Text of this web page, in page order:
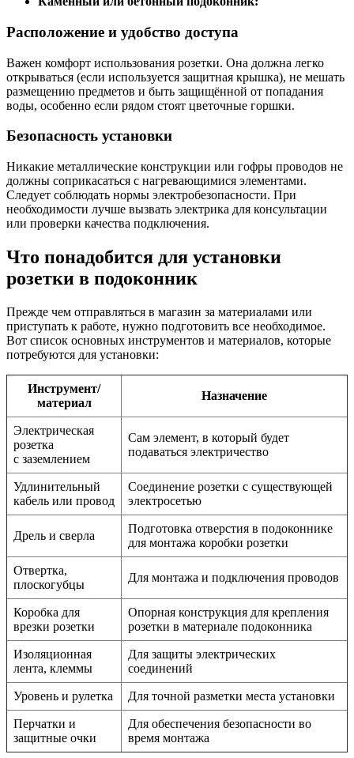
Расположение и удобство доступа
Важен комфорт использования розетки. Она должна легко
открываться (если используется защитная крышка), не мешать
размещению предметов и быть защищённой от попадания
воды, особенно если рядом стоят цветочные горшки.
Безопасность установки
Никакие металлические конструкции или гофры проводов не
должны соприкасаться с нагревающимися элементами.
Следует соблюдать нормы электробезопасности. При
необходимости лучше вызвать электрика для консультации
или проверки качества подключения.
Что понадобится для установки
розетки в подоконник
Прежде чем отправляться в магазин за материалами или
приступать к работе, нужно подготовить все необходимое.
Вот список основных инструментов и материалов, которые
потребуются для установки:
Инструмент/
материал
Назначение
Электрическая
розетка
с заземлением
Сам элемент, в который будет
подаваться электричество
Удлинительный
кабель или провод
Соединение розетки с существующей
электросетью
Дрель и сверла
Подготовка отверстия в подоконнике
для монтажа коробки розетки
Отвертка,
плоскогубцы
Для монтажа и подключения проводов
Коробка для
врезки розетки
Опорная конструкция для крепления
розетки в материале подоконника
Изоляционная
лента, клеммы
Для защиты электрических
соединений
Уровень и рулетка Для точной разметки места установки
Перчатки и
защитные очки
Для обеспечения безопасности во
время монтажа